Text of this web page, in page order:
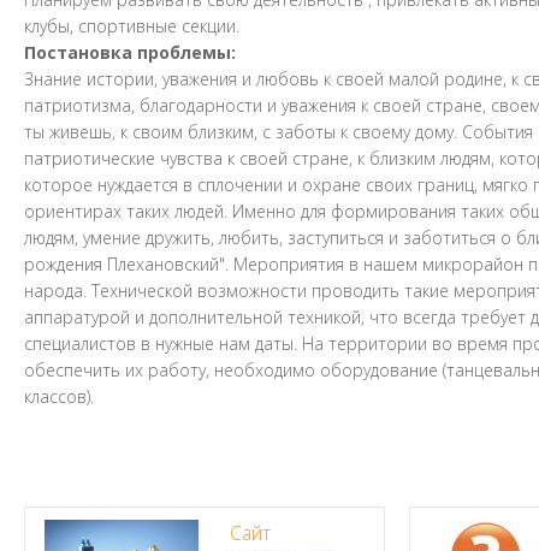
клубы, спортивные секции.
Постановка проблемы:
Знание истории, уважения и любовь к своей малой родине, к
патриотизма, благодарности и уважения к своей стране,
ты живешь, к своим близким, с заботы к своему дому.
патриотические чувства к своей стране, к близким людям,
которое нуждается в сплочении и охране своих границ,
ориентирах таких людей. Именно для формирования таких
людям, умение дружить, любить, заступиться и заботиться о
рождения Плехановский". Мероприятия в нашем микрорайон
народа. Технической возможности проводить такие
аппаратурой и дополнительной техникой, что всегда
специалистов в нужные нам даты. На территории во время
обеспечить их работу, необходимо оборудование
классов).
Сайт